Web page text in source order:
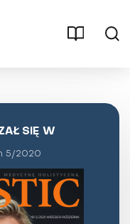
(SM)
SIĘ W
5/2020